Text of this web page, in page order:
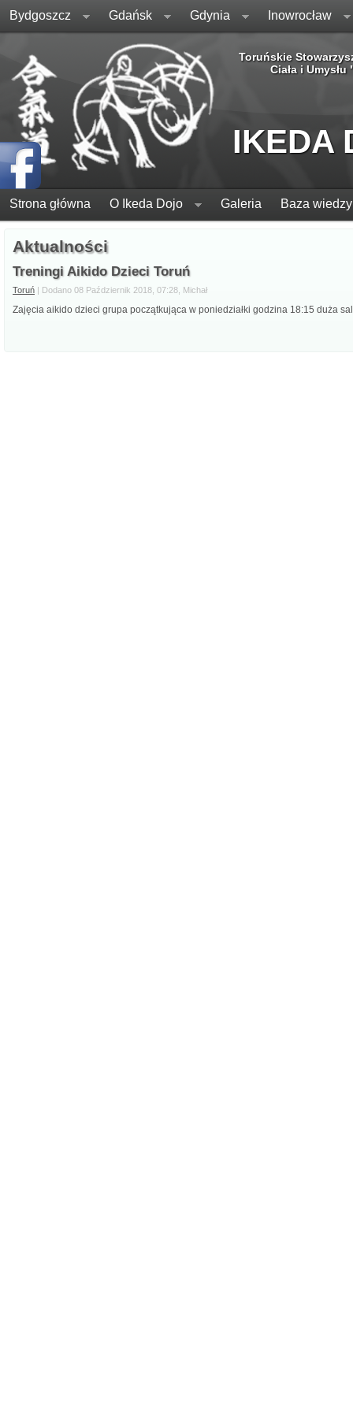
Bydgoszcz Gdańsk Gdynia Inowrocław
Toruńskie
Ciała i Umysłu
IKEDA
Strona główna O Ikeda Dojo Galeria Baza wiedzy
Aktualności
Treningi Aikido Dzieci Toruń
Toruń | Dodano 08 Październik 2018, 07:28, Michał
Zajęcia aikido dzieci grupa początkująca w poniedziałki godzina 18:15 duża